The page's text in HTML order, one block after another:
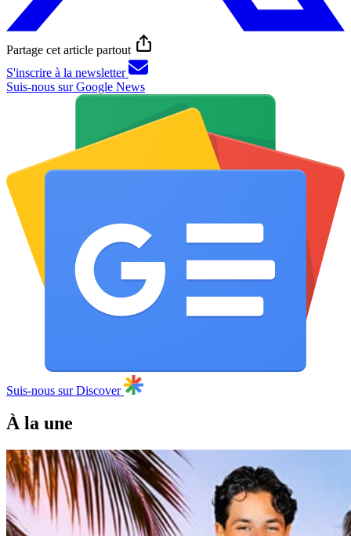
Partage cet article partout
S'inscrire à la newsletter
Suis-nous sur Google News
Suis-nous sur Discover
À la une